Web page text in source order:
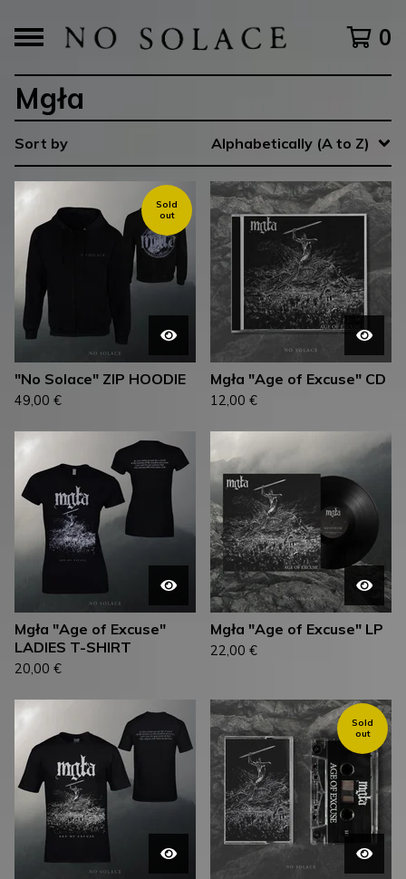
0
Mgła
Sort by Alphabetically (A to Z)
Sold
out
"No Solace" ZIP HOODIE
49,00 €
Mgła "Age of Excuse" CD
12,00 €
Mgła "Age of Excuse"
LADIES T-SHIRT
20,00 €
Mgła "Age of Excuse" LP
22,00 €
Sold
out